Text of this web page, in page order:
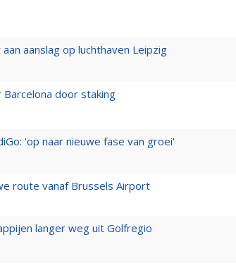
aanslag op luchthaven Leipzig
door staking
'op naar nieuwe fase van groei'
route vanaf Brussels Airport
langer weg uit Golfregio